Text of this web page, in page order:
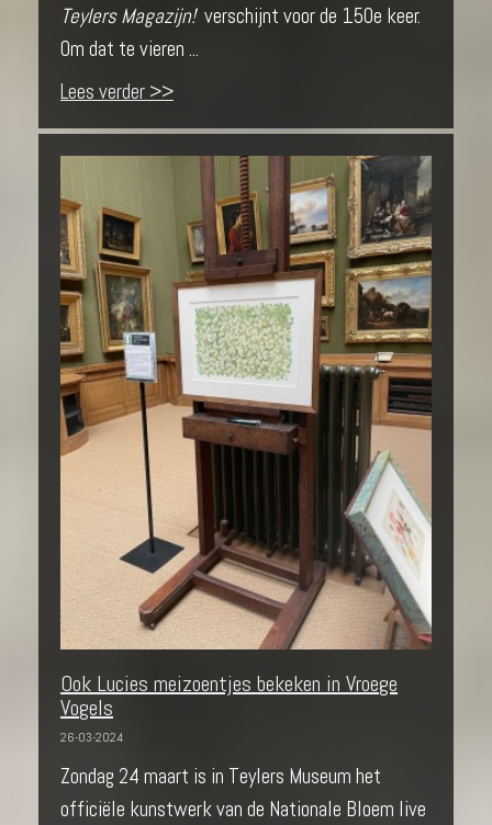
Teylers Magazijn!verschijnt voor de 150e keer.
Om dat te vieren ...
Lees verder >>
Ook Lucies meizoentjes bekeken in Vroege
Vogels
26-03-2024
Zondag 24 maart is in Teylers Museum het
officiële kunstwerk van de Nationale Bloem live